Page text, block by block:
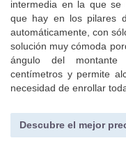
intermedia en la que se
que hay en los pilares
automáticamente, con
solución muy cómoda
ángulo del montante
centímetros y permite
necesidad de enrollar
Descubre el mejor